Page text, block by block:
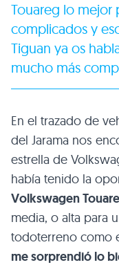
Touareg lo mejor
complicados y
Tiguan ya os
mucho más
En el trazado de
del Jarama nos
estrella de
había tenido la
Volkswagen
media, o alta para
todoterreno como
me sorprendió lo